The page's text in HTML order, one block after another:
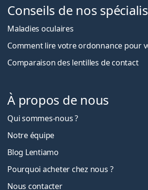
Conseils de nos
Maladies oculaires
Comment lire votre ordonnance pour
Comparaison des lentilles de contact
À propos de nous
Qui sommes-nous ?
Notre équipe
Blog Lentiamo
Pourquoi acheter chez nous ?
Nous contacter